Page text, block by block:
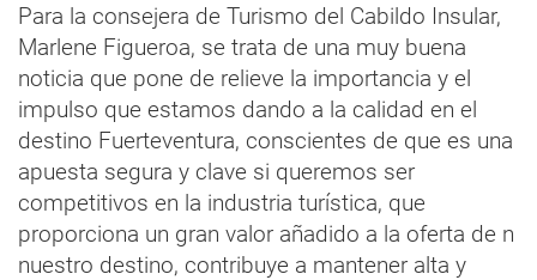
Para la consejera de Turismo del Cabildo Insular,
Marlene Figueroa, se trata de una muy buena
noticia que pone de relieve la importancia y el
impulso que estamos dando a la calidad en el
destino Fuerteventura, conscientes de que es una
apuesta segura y clave si queremos ser
competitivos en la industria turística, que
proporciona un gran valor añadido a la oferta de n
nuestro destino, contribuye a mantener alta y